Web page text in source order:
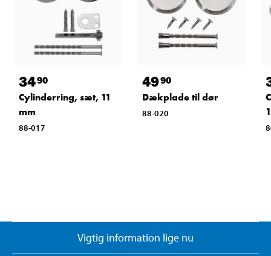
3490
Cylinderring, sæt, 11
mm
88-017
4990
Dækplade til dør
88-020
Vigtig information lige nu